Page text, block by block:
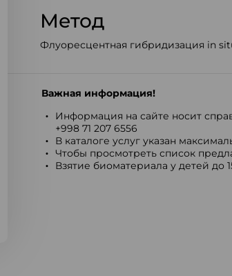
Метод
Флуоресцентная гибридизация in
Важная информация!
Информация на сайте носит
+998 71 207 6556
В каталоге услуг указан
Чтобы просмотреть список
Взятие биоматериала у детей до